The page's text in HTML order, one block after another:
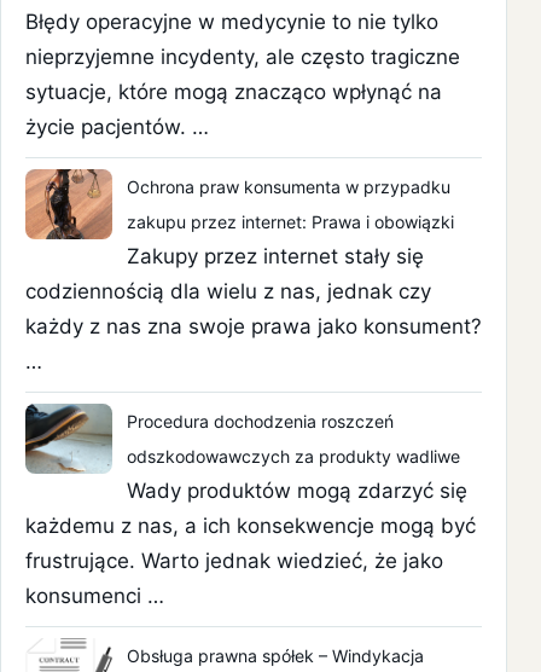
Błędy operacyjne w medycynie to nie tylko
nieprzyjemne incydenty, ale często tragiczne
sytuacje, które mogą znacząco wpłynąć na
życie pacjentów. …
Ochrona praw konsumenta w przypadku
zakupu przez internet: Prawa i obowiązki
Zakupy przez internet stały się
codziennością dla wielu z nas, jednak czy
każdy z nas zna swoje prawa jako konsument?
…
Procedura dochodzenia roszczeń
odszkodowawczych za produkty wadliwe
Wady produktów mogą zdarzyć się
każdemu z nas, a ich konsekwencje mogą być
frustrujące. Warto jednak wiedzieć, że jako
konsumenci …
Obsługa prawna spółek – Windykacja